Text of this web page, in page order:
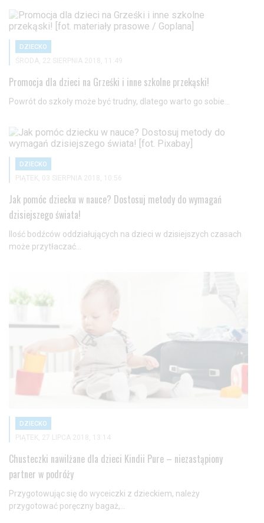
DZIECKO
ŚRODA, 22 SIERPNIA 2018, 11:49
Promocja dla dzieci na Grześki i inne szkolne przekąski!
Powrót do szkoły może być trudny, dlatego warto go sobie...
DZIECKO
PIĄTEK, 03 SIERPNIA 2018, 10:56
Jak pomóc dziecku w nauce? Dostosuj metody do wymagań
dzisiejszego świata!
Ilość bodźców oddziałujących na dzieci w dzisiejszych czasach
może przytłaczać...
DZIECKO
PIĄTEK, 27 LIPCA 2018, 13:14
Chusteczki nawilżane dla dzieci Kindii Pure – niezastąpiony
partner w podróży
Przygotowując się do wyceiczki z dzieckiem, należy
przygotować poręczny bagaż,...